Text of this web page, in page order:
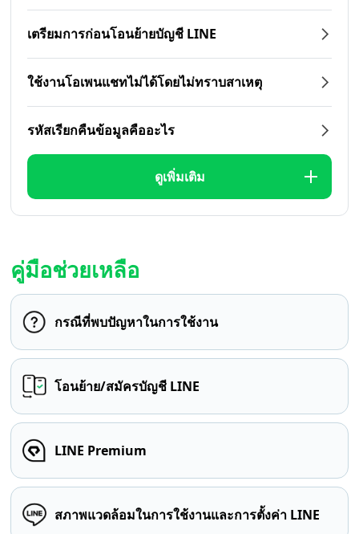
เตรียมการก่อนโอนย้ายบัญชี LINE
ใช้งานโอเพนแชทไม่ได้โดยไม่ทราบสาเหตุ
รหัสเรียกคืนข้อมูลคืออะไร
ดูเพิ่มเติม
คู่มือช่วยเหลือ
กรณีที่พบปัญหาในการใช้งาน
โอนย้าย/สมัครบัญชี LINE
LINE Premium
สภาพแวดล้อมในการใช้งานและการตั้งค่า LINE